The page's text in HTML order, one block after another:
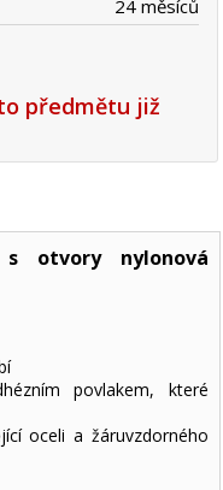
24 měsíců
předmětu již
s otvory nylonová
povlakem, které
oceli a žáruvzdorného